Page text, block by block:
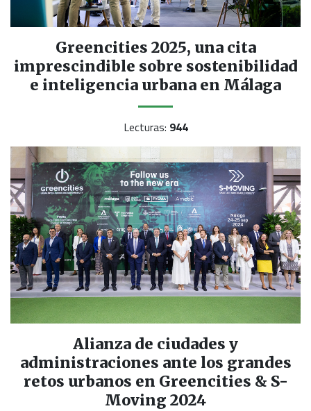
Greencities 2025, una cita
imprescindible sobre sostenibilidad
e inteligencia urbana en Málaga
Lecturas: 944
Alianza de ciudades y
administraciones ante los grandes
retos urbanos en Greencities & S-
Moving 2024